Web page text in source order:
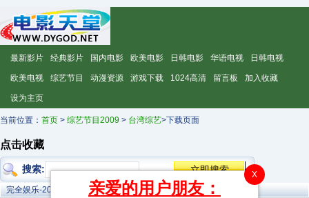
最新影片 经典影片 国内电影 欧美电影 日韩电影 华语电视 日韩电视
欧美电视 综艺节目 动漫资源 游戏下载 1024高清 留言板 加入收藏
设为主页
当前位置： 首页 > 综艺节目2009 > 台湾综艺>下载页面
点击收藏
搜索: X
亲爱的用户朋友：
完全娱乐-20121120